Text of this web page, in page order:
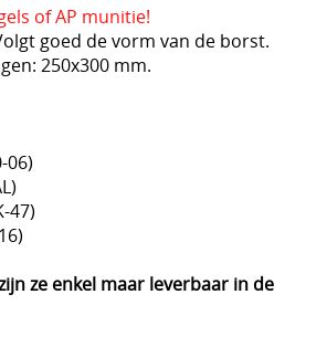
kogelwerende T-shirt carriers
forum update
vesten voor politieagenten
Oekraïne voor Benelux burgers
vesten Ukraine / Oekraïne
===================
of AP munitie!
goed de vorm van de borst.
250x300 mm.
06)
47)
ze enkel maar leverbaar in de